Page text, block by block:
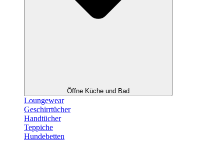
Öffne Küche und Bad
Loungewear
Geschirrtücher
Handtücher
Teppiche
Hundebetten